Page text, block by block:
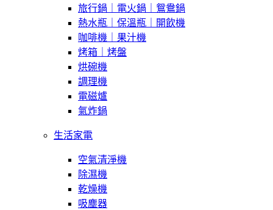
旅行鍋｜電火鍋｜鴛鴦鍋
熱水瓶｜保溫瓶｜開飲機
咖啡機｜果汁機
烤箱｜烤盤
烘碗機
調理機
電磁爐
氣炸鍋
生活家電
空氣清淨機
除濕機
乾燥機
吸塵器